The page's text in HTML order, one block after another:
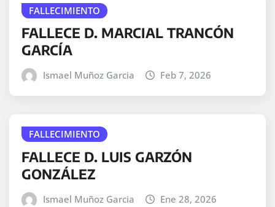
FALLECIMIENTO
FALLECE D. MARCIAL TRANCÓN
GARCÍA
Ismael Muñoz Garcia Feb 7, 2026
FALLECIMIENTO
FALLECE D. LUIS GARZÓN
GONZÁLEZ
Ismael Muñoz Garcia Ene 28, 2026